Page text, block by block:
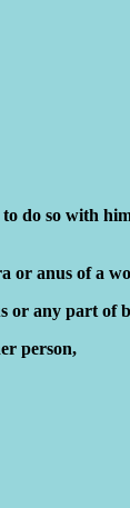
do so with
or anus of a
any part
person,